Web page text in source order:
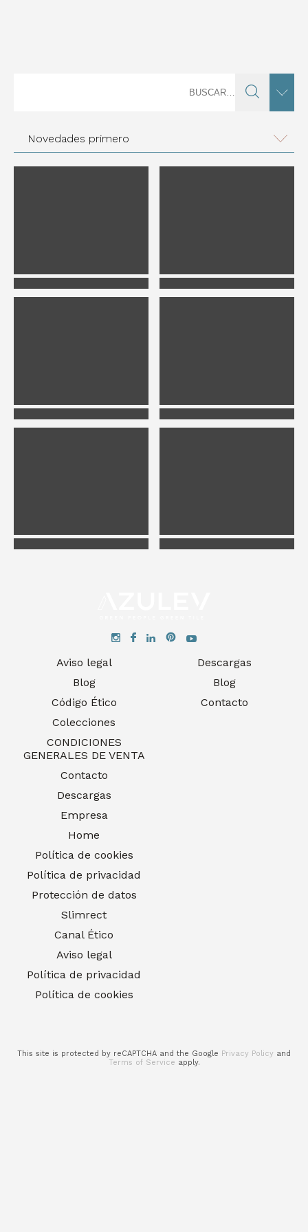
Novedades primero
Aviso legal
Blog
Código Ético
Colecciones
CONDICIONES
GENERALES DE VENTA
Contacto
Descargas
Empresa
Home
Política de cookies
Política de privacidad
Protección de datos
Slimrect
Descargas
Blog
Contacto
Canal Ético
Aviso legal
Política de privacidad
Política de cookies
This site is protected by reCAPTCHA and the Google Privacy Policy and
Terms of Service apply.